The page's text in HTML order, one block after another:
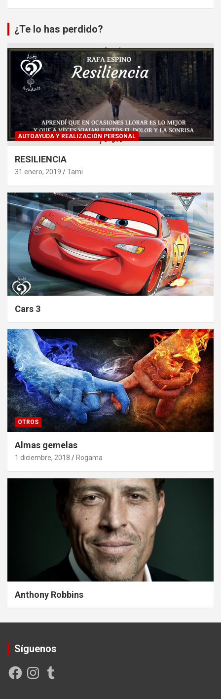
¿Te lo has perdido?
AUTOAYUDA Y REALIZACIÓN PERSONAL
RESILIENCIA
31 enero, 2019 Tami
Cars 3
OTROS
Almas gemelas
1 diciembre, 2018 Rogama
Anthony Robbins
Síguenos
FacebookInstagramTumblr